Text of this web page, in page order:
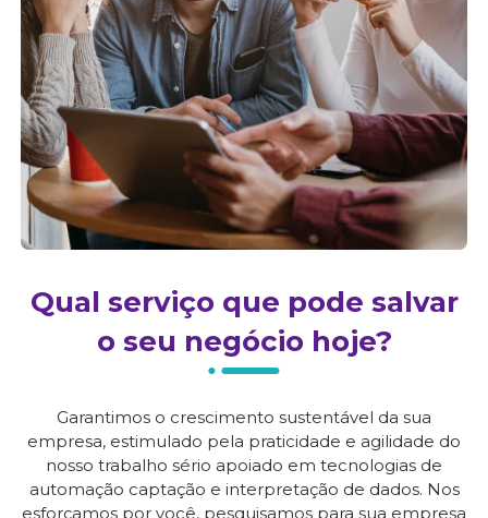
Qual serviço que pode salvar
o seu negócio hoje?
Garantimos o crescimento sustentável da sua
empresa, estimulado pela praticidade e agilidade do
nosso trabalho sério apoiado em tecnologias de
automação captação e interpretação de dados. Nos
esforçamos por você, pesquisamos para sua empresa